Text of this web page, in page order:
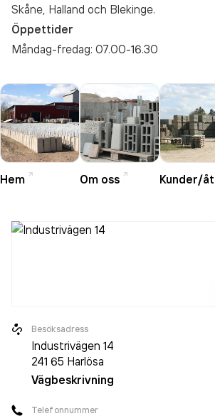
Skåne, Halland och Blekinge.
Öppettider
Måndag-fredag: 07.00-16.30
Hem Om oss
Besöksadress
Industrivägen 14
241 65 Harlösa
Vägbeskrivning
Telefonnummer